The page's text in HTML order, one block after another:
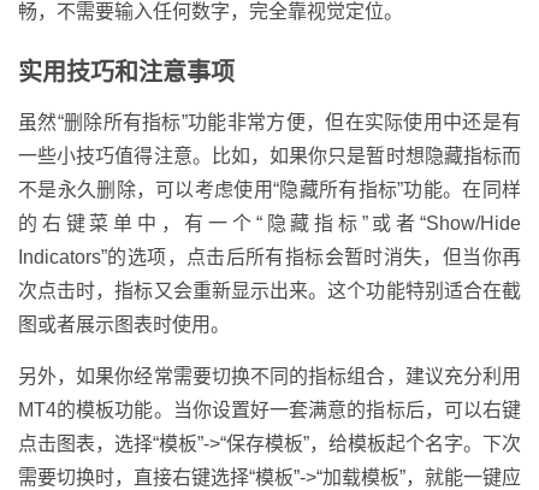
畅，不需要输入任何数字，完全靠视觉定位。
实用技巧和注意事项
虽然“删除所有指标”功能非常方便，但在实际使用中还是有
一些小技巧值得注意。比如，如果你只是暂时想隐藏指标而
不是永久删除，可以考虑使用“隐藏所有指标”功能。在同样
的右键菜单中，有一个“隐藏指标”或者“Show/Hide
Indicators”的选项，点击后所有指标会暂时消失，但当你再
次点击时，指标又会重新显示出来。这个功能特别适合在截
图或者展示图表时使用。
另外，如果你经常需要切换不同的指标组合，建议充分利用
MT4的模板功能。当你设置好一套满意的指标后，可以右键
点击图表，选择“模板”->“保存模板”，给模板起个名字。下次
需要切换时，直接右键选择“模板”->“加载模板”，就能一键应